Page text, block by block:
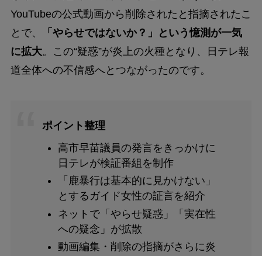
YouTubeの公式動画から削除されたと指摘されたこ
とで、
「やらせではないか？」という憶測が一気
に拡大。この“疑惑”が炎上の火種となり、日テレ報
道全体への不信感へとつながったのです。
ポイント整理
高市早苗議員の発言をきっかけに
日テレが検証番組を制作
「鹿暴行は基本的に見かけない」
とするガイド女性の証言を紹介
ネットで「やらせ疑惑」「実在性
への疑念」が拡散
動画編集・削除の指摘がさらに炎